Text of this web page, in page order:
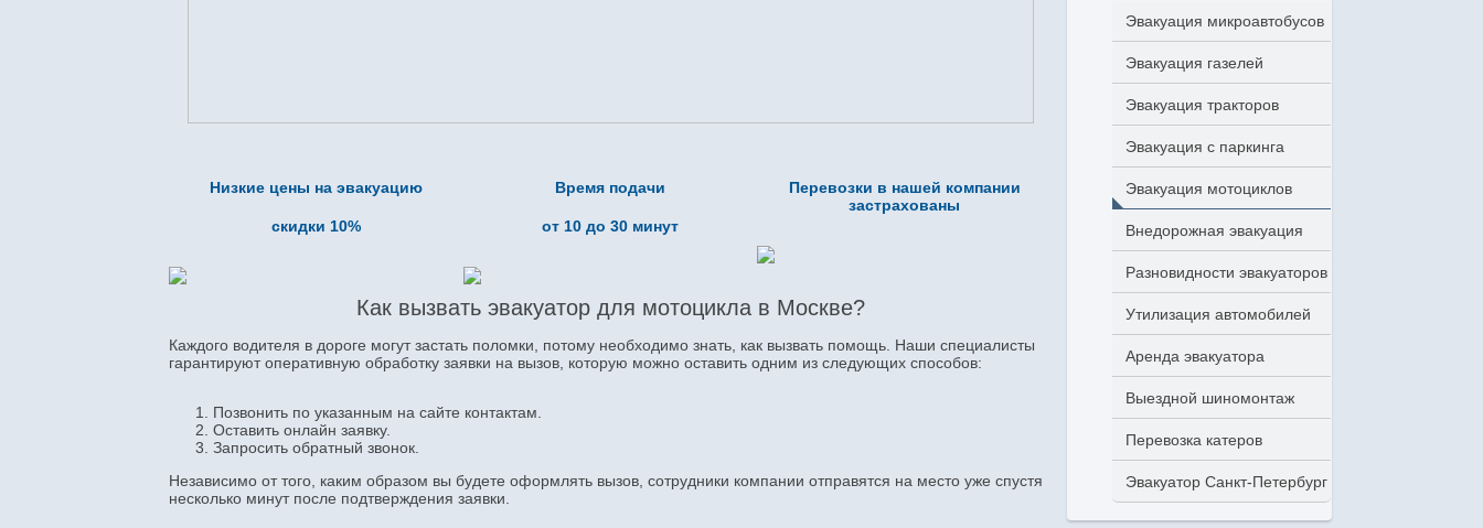
Низкие цены на эвакуацию
скидки 10%
Время подачи
от 10 до 30 минут
Перевозки в нашей компании
застрахованы
Как вызвать эвакуатор для мотоцикла в Москве?
Каждого водителя в дороге могут застать поломки, потому необходимо знать, как вызвать помощь. Наши специалисты
гарантируют оперативную обработку заявки на вызов, которую можно оставить одним из следующих способов:
Позвонить по указанным на сайте контактам.
Оставить онлайн заявку.
Запросить обратный звонок.
Независимо от того, каким образом вы будете оформлять вызов, сотрудники компании отправятся на место уже спустя
несколько минут после подтверждения заявки.
Эвакуация микроавтобусов
Эвакуация газелей
Эвакуация тракторов
Эвакуация с паркинга
Эвакуация мотоциклов
Внедорожная эвакуация
Разновидности эвакуаторов
Утилизация автомобилей
Аренда эвакуатора
Выездной шиномонтаж
Перевозка катеров
Эвакуатор Санкт-Петербург